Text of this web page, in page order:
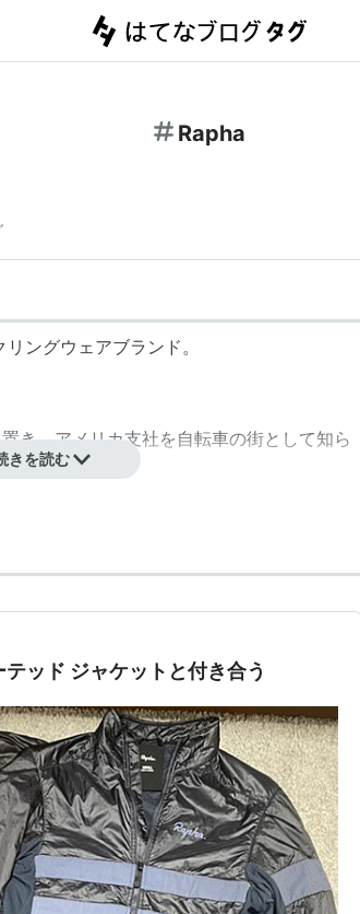
Rapha
ングウェアブランド。
き、アメリカ支社を自転車の街として知ら
ル・スミスと契約し、限定のサイクルウ
後に閉店。2012年、Rapha Cycle Clubを大
、ツール・ド・フランスやジロ・デ・イタ
ブリックビューイングイベントやカフェな
根崎新地2-6-21
きを読む
ッド ジャケットと付き合う